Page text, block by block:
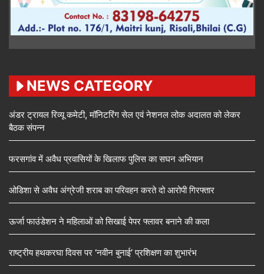
NEWS CATEGORY
अंडर ट्रायल रिव्यू कमेटी, मॉनिटरिंग सेल एवं नेशनल लोक अदालत को लेकर
बैठक संपन्न
फरसगांव में अवैध प्रवासियों के खिलाफ पुलिस का सघन अभियान
ओडिशा से अवैध अंग्रेजी शराब का परिवहन करते दो आरोपी गिरफ्तार
ऊर्जा फाउंडेशन ने महिलाओं को सिखाई पेपर फ्लावर बनाने की कला
राष्ट्रीय हथकरघा दिवस पर ‘नवीन बुनाई’ प्रशिक्षण का शुभारंभ